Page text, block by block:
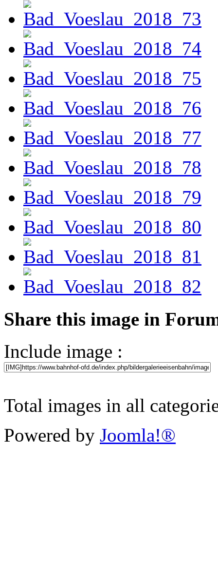
Share this image in
Include image :
Total images in all
Powered by Joomla!®